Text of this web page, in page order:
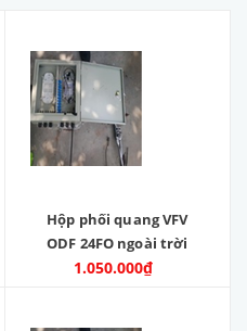
Hộp phối quang VFV
ODF 24FO ngoài trời
1.050.000₫